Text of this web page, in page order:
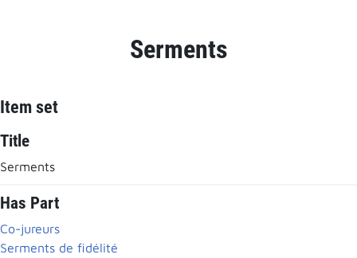
Serments
Item set
Title
Serments
Has Part
Co-jureurs
Serments de fidélité